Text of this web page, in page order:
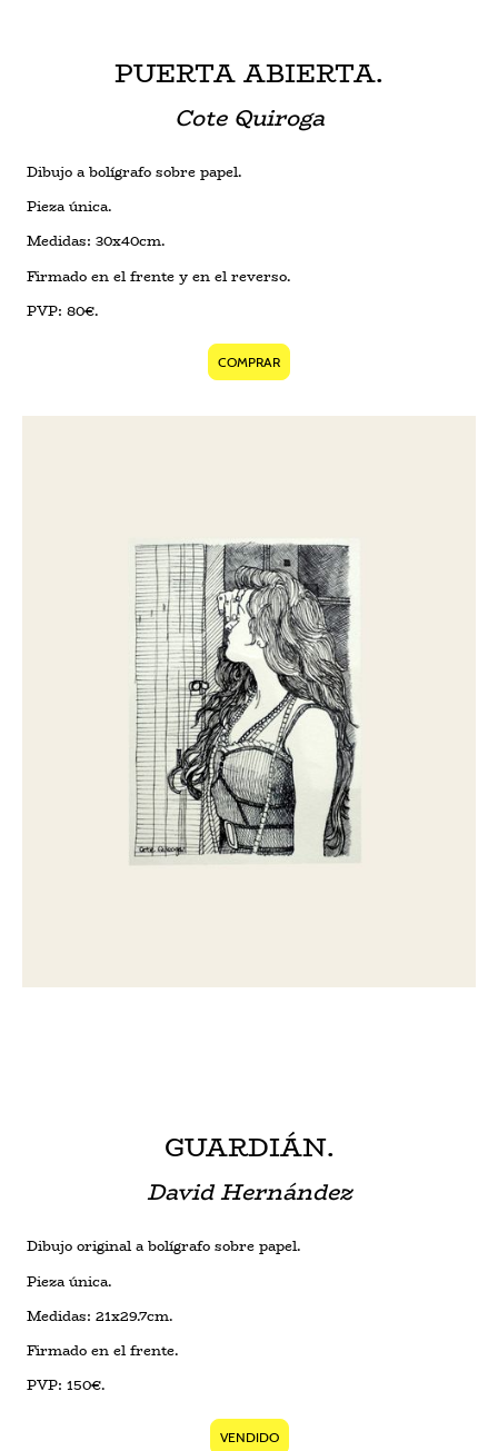
PUERTA ABIERTA.
Cote Quiroga
Dibujo a bolígrafo sobre papel.
Pieza única.
Medidas: 30x40cm.
Firmado en el frente y en el reverso.
PVP: 80€.
COMPRAR
GUARDIÁN.
David Hernández
Dibujo original a bolígrafo sobre papel.
Pieza única.
Medidas: 21x29.7cm.
Firmado en el frente.
PVP: 150€.
VENDIDO